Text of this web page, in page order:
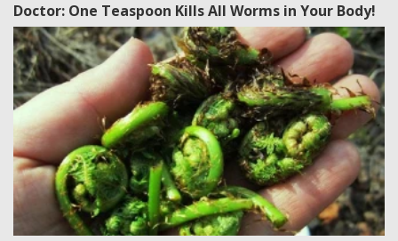
Doctor: One Teaspoon Kills All Worms in Your Body!